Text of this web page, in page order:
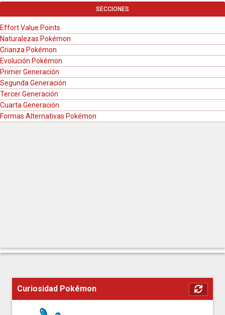
SECCIONES
Effort Value Points
Naturalezas Pokémon
Crianza Pokémon
Evolución Pokémon
Primer Generación
Segunda Generación
Tercer Generación
Cuarta Generación
Formas Alternativas Pokémon
Curiosidad Pokémon